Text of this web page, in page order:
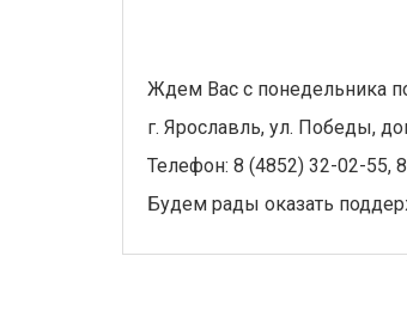
Ждем Вас с понедельника
г. Ярославль, ул. Победы,
Телефон: 8 (4852) 32-02-55,
Будем рады оказать